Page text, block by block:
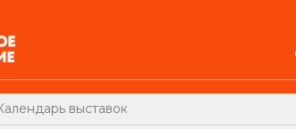
выставок